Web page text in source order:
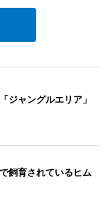
ジャングルエリア」
飼育されているヒム